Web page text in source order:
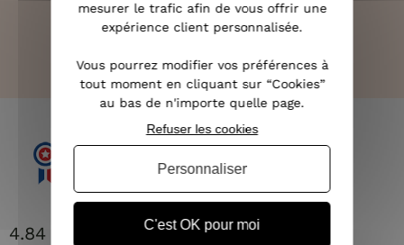
PAIEMENT 100% SÉCURISÉ
CB, PAYPAL, APPLE PAY ET 3X SANS FRAIS
4.84 / 5
mesurer le trafic afin de vous offrir une
expérience client personnalisée.
Vous pourrez modifier vos préférences à
tout moment en cliquant sur “Cookies”
au bas de n'importe quelle page.
C'est OK pour moi
Refuser les cookies
Personnaliser